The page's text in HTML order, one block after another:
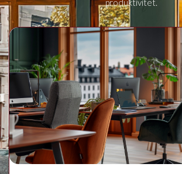
produktivitet.